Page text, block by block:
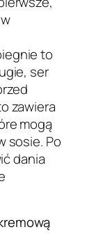
to
ser
zawiera
mogą
sosie. Po
dania